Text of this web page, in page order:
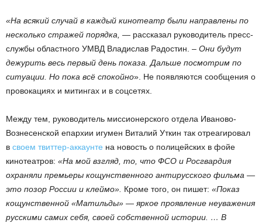
«На всякий случай в каждый кинотеатр были направлены по
несколько стражей порядка, — рассказал руководитель пресс-
службы областного УМВД Владислав Радостин. – Они будут
дежурить весь первый день показа. Дальше посмотрим по
ситуации. Но пока всё спокойно». Не появляются сообщения о
провокациях и митингах и в соцсетях.
Между тем, руководитель миссионерского отдела Иваново-
Вознесенской епархии игумен Виталий Уткин так отреагировал
в своем твиттер-аккаунте на новость о полицейских в фойе
кинотеатров: «На мой взгляд, то, что ФСО и Росгвардия
охраняли премьеры кощунственного антирусского фильма —
это позор России и клеймо». Кроме того, он пишет: «Показ
кощунственной «Матильды» — яркое проявление неуважения
русскими самих себя, своей собственной истории. … В